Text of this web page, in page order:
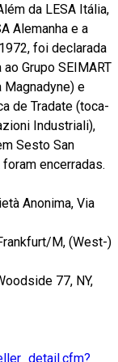
da LESA Itália,
Alemanha e a
foi declarada
Grupo SEIMART
Magnadyne) e
de Tradate (toca-
Industriali),
Sesto San
encerradas.
Anonima, Via
M, (West-)
77, NY,